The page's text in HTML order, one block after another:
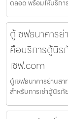
ตลอด พร้อมให้บริกา
ตู้เซฟธนาคารย่
คือบริการตู้นิร
เซฟ.com
ตู้เซฟธนาคารย่านสา
สำหรับการเช่าตู้นิร